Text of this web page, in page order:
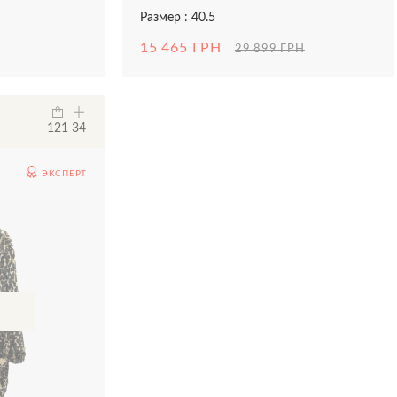
Размер : 40.5
15 465 ГРН 29 899 ГРН
121 34
ЭКСПЕРТ